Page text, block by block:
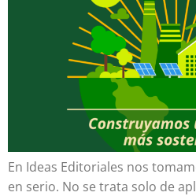
En Ideas Editoriales nos
en serio. No se trata solo de